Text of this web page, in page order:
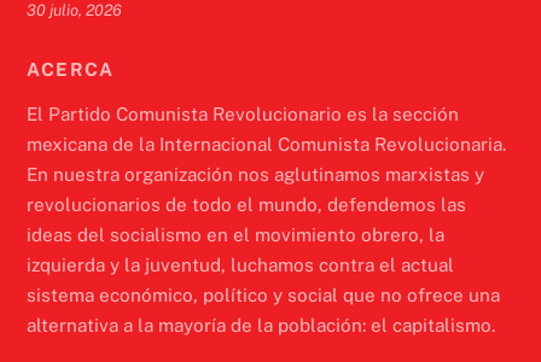
30 julio, 2026
ACERCA
El Partido Comunista Revolucionario es la sección
mexicana de la Internacional Comunista Revolucionaria.
En nuestra organización nos aglutinamos marxistas y
revolucionarios de todo el mundo, defendemos las
ideas del socialismo en el movimiento obrero, la
izquierda y la juventud, luchamos contra el actual
sistema económico, político y social que no ofrece una
alternativa a la mayoría de la población: el capitalismo.